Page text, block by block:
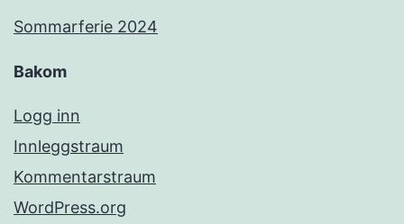
Sommarferie 2024
Bakom
Logg inn
Innleggstraum
Kommentarstraum
WordPress.org